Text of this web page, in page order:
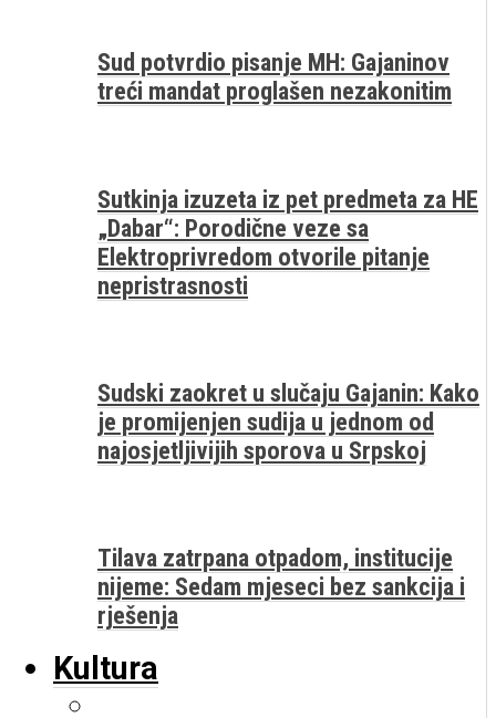
Sud potvrdio pisanje MH: Gajaninov
treći mandat proglašen nezakonitim
Sutkinja izuzeta iz pet predmeta za HE
„Dabar“: Porodične veze sa
Elektroprivredom otvorile pitanje
nepristrasnosti
Sudski zaokret u slučaju Gajanin: Kako
je promijenjen sudija u jednom od
najosjetljivijih sporova u Srpskoj
Tilava zatrpana otpadom, institucije
nijeme: Sedam mjeseci bez sankcija i
rješenja
Kultura